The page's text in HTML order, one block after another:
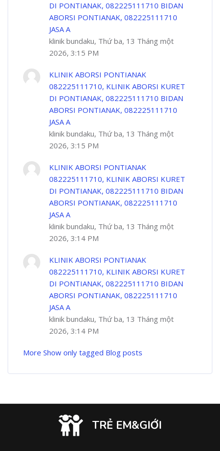
DI PONTIANAK, 082225111710 BIDAN
ABORSI PONTIANAK, 082225111710
JASA A
klinik bundaku, Thứ ba, 13 Tháng một
2026, 3:15 PM
KLINIK ABORSI PONTIANAK
082225111710, KLINIK ABORSI KURET
DI PONTIANAK, 082225111710 BIDAN
ABORSI PONTIANAK, 082225111710
JASA A
klinik bundaku, Thứ ba, 13 Tháng một
2026, 3:15 PM
KLINIK ABORSI PONTIANAK
082225111710, KLINIK ABORSI KURET
DI PONTIANAK, 082225111710 BIDAN
ABORSI PONTIANAK, 082225111710
JASA A
klinik bundaku, Thứ ba, 13 Tháng một
2026, 3:14 PM
KLINIK ABORSI PONTIANAK
082225111710, KLINIK ABORSI KURET
DI PONTIANAK, 082225111710 BIDAN
ABORSI PONTIANAK, 082225111710
JASA A
klinik bundaku, Thứ ba, 13 Tháng một
2026, 3:14 PM
More Show only tagged Blog posts
TRẺ EM&GIỚI